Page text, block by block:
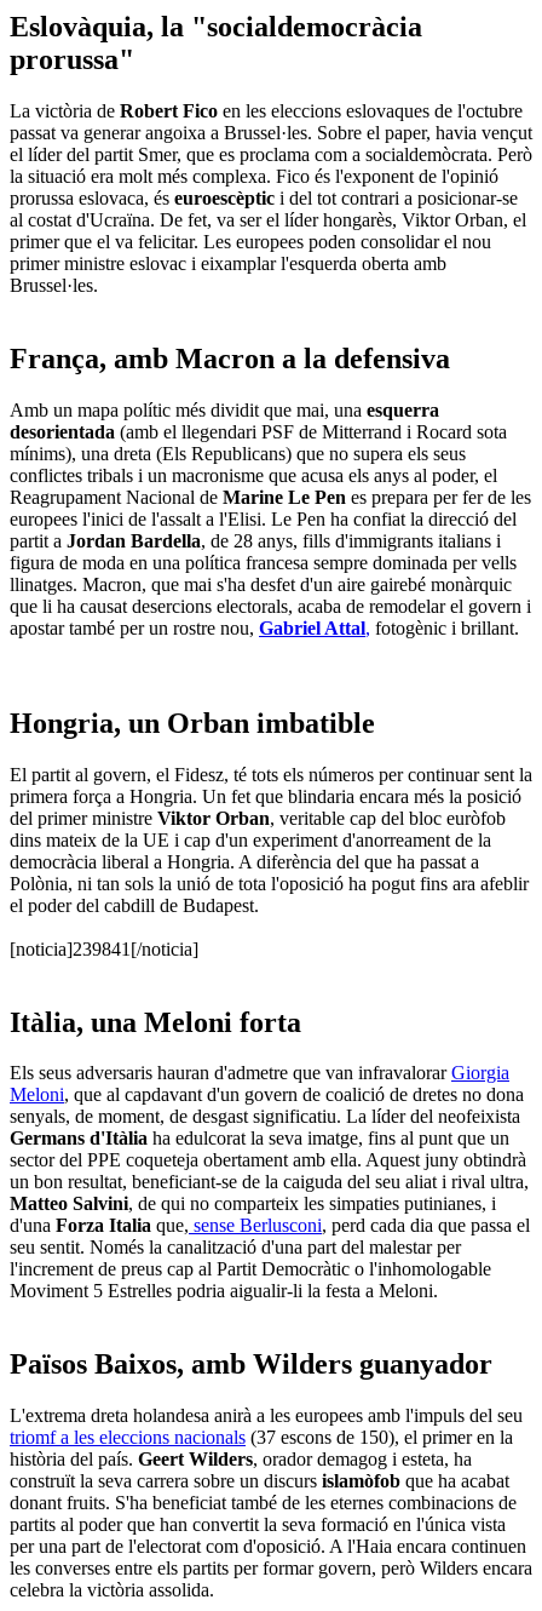
Eslovàquia, la "socialdemocràcia
prorussa"
La victòria de Robert Fico en les eleccions eslovaques de l'octubre
passat va generar angoixa a Brussel·les. Sobre el paper, havia vençut
el líder del partit Smer, que es proclama com a socialdemòcrata. Però
la situació era molt més complexa. Fico és l'exponent de l'opinió
prorussa eslovaca, és euroescèptic i del tot contrari a posicionar-se
al costat d'Ucraïna. De fet, va ser el líder hongarès, Viktor Orban, el
primer que el va felicitar. Les europees poden consolidar el nou
primer ministre eslovac i eixamplar l'esquerda oberta amb
Brussel·les.
França, amb Macron a la defensiva
Amb un mapa polític més dividit que mai, una esquerra
desorientada (amb el llegendari PSF de Mitterrand i Rocard sota
mínims), una dreta (Els Republicans) que no supera els seus
conflictes tribals i un macronisme que acusa els anys al poder, el
Reagrupament Nacional de Marine Le Pen es prepara per fer de les
europees l'inici de l'assalt a l'Elisi. Le Pen ha confiat la direcció del
partit a Jordan Bardella, de 28 anys, fills d'immigrants italians i
figura de moda en una política francesa sempre dominada per vells
llinatges. Macron, que mai s'ha desfet d'un aire gairebé monàrquic
que li ha causat desercions electorals, acaba de remodelar el govern i
apostar també per un rostre nou, Gabriel Attal, fotogènic i brillant.
Hongria, un Orban imbatible
El partit al govern, el Fidesz, té tots els números per continuar sent la
primera força a Hongria. Un fet que blindaria encara més la posició
del primer ministre Viktor Orban, veritable cap del bloc euròfob
dins mateix de la UE i cap d'un experiment d'anorreament de la
democràcia liberal a Hongria. A diferència del que ha passat a
Polònia, ni tan sols la unió de tota l'oposició ha pogut fins ara afeblir
el poder del cabdill de Budapest.
[noticia]239841[/noticia]
Itàlia, una Meloni forta
Els seus adversaris hauran d'admetre que van infravalorarGiorgia
Meloni, que al capdavant d'un govern de coalició de dretes no dona
senyals, de moment, de desgast significatiu. La líder del neofeixista
Germans d'Itàlia ha edulcorat la seva imatge, fins al punt que un
sector del PPE coqueteja obertament amb ella. Aquest juny obtindrà
un bon resultat, beneficiant-se de la caiguda del seu aliat i rival ultra,
Matteo Salvini, de qui no comparteix les simpaties putinianes, i
d'una Forza Italia que, sense Berlusconi, perd cada dia que passa el
seu sentit. Només la canalització d'una part del malestar per
l'increment de preus cap al Partit Democràtic o l'inhomologable
Moviment 5 Estrelles podria aigualir-li la festa a Meloni.
Països Baixos, amb Wilders guanyador
L'extrema dreta holandesa anirà a les europees amb l'impuls del seu
triomf a les eleccions nacionals (37 escons de 150), el primer en la
història del país. Geert Wilders, orador demagog i esteta, ha
construït la seva carrera sobre un discurs islamòfob que ha acabat
donant fruits. S'ha beneficiat també de les eternes combinacions de
partits al poder que han convertit la seva formació en l'única vista
per una part de l'electorat com d'oposició. A l'Haia encara continuen
les converses entre els partits per formar govern, però Wilders encara
celebra la victòria assolida.